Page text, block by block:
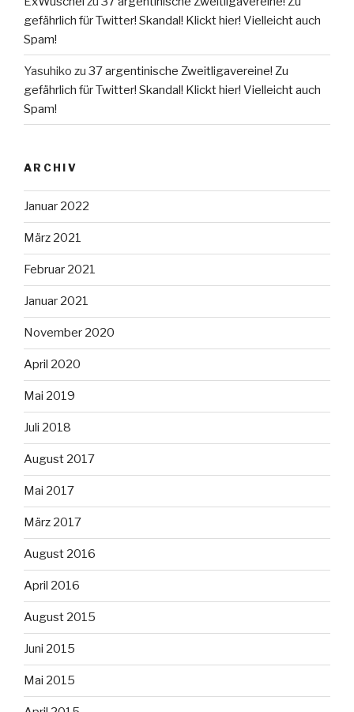
gefährlich für Twitter! Skandal! Klickt hier! Vielleicht auch
Spam!
Yasuhiko zu 37 argentinische Zweitligavereine! Zu
gefährlich für Twitter! Skandal! Klickt hier! Vielleicht auch
Spam!
ARCHIV
Januar 2022
März 2021
Februar 2021
Januar 2021
November 2020
April 2020
Mai 2019
Juli 2018
August 2017
Mai 2017
März 2017
August 2016
April 2016
August 2015
Juni 2015
Mai 2015